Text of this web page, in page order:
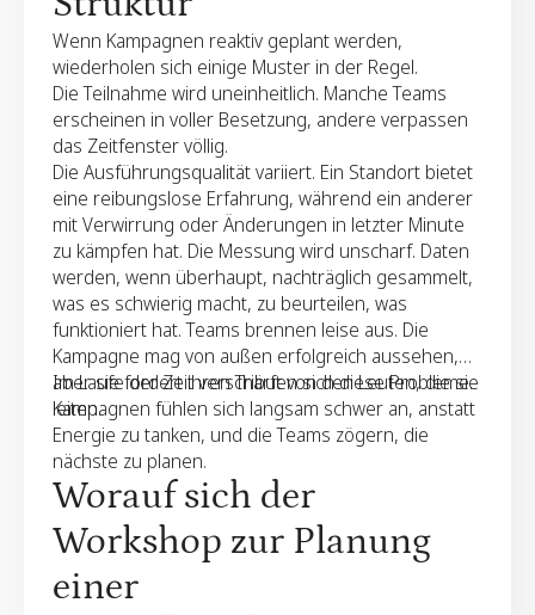
Wenn Kampagnen reaktiv geplant werden,
wiederholen sich einige Muster in der Regel.
Die Teilnahme wird uneinheitlich. Manche Teams
erscheinen in voller Besetzung, andere verpassen
das Zeitfenster völlig.
Die Ausführungsqualität variiert. Ein Standort bietet
eine reibungslose Erfahrung, während ein anderer
mit Verwirrung oder Änderungen in letzter Minute
zu kämpfen hat. Die Messung wird unscharf. Daten
werden, wenn überhaupt, nachträglich gesammelt,
was es schwierig macht, zu beurteilen, was
funktioniert hat. Teams brennen leise aus. Die
Kampagne mag von außen erfolgreich aussehen,
aber sie fordert ihren Tribut von den Leuten, die sie
leiten.
Im Laufe der Zeit verschärfen sich diese Probleme.
Kampagnen fühlen sich langsam schwer an, anstatt
Energie zu tanken, und die Teams zögern, die
nächste zu planen.
Worauf sich der
Workshop zur Planung
einer